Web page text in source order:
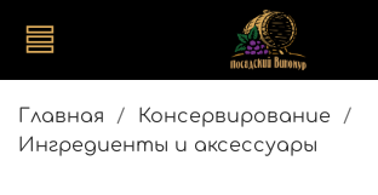
Главная
Консервирование
Ингредиенты и аксессуары